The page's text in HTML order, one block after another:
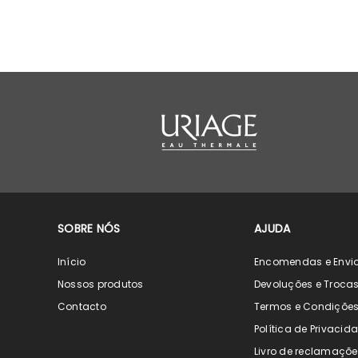
SOBRE NÓS
Início
Nossos produtos
Contacto
AJUDA
Encomendas e
Devoluções e Trocas
Termos e Condições
Política de
Livro de